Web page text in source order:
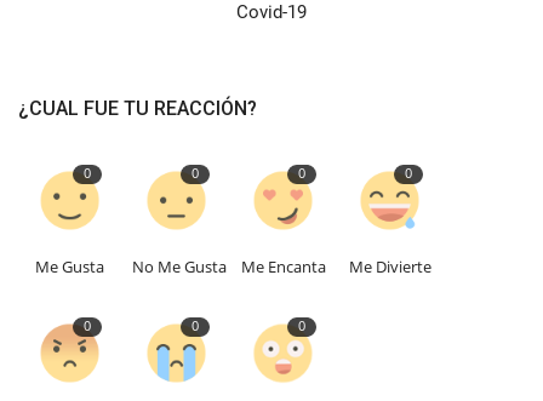
Covid-19
¿CUAL FUE TU REACCIÓN?
0
Me Gusta
0
No Me Gusta
0
Me Encanta
0
Me Divierte
0 0 0